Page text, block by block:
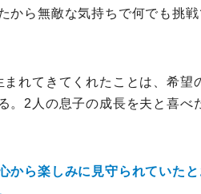
から無敵な気持ちで何でも挑
れてきてくれたことは、希望
。2人の息子の成長を夫と喜べ
ら楽しみに見守られていた